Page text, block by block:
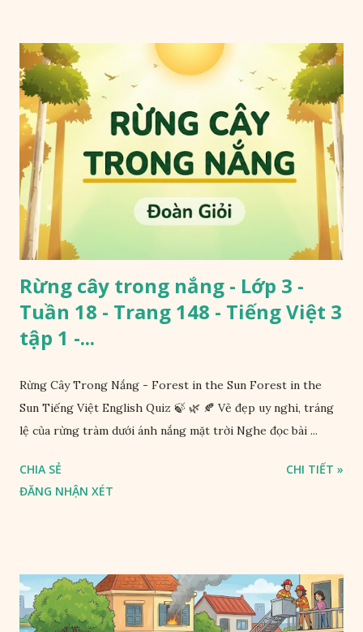
Rừng cây trong nắng - Lớp 3 -
Tuần 18 - Trang 148 - Tiếng Việt 3
tập 1 -...
Rừng Cây Trong Nắng - Forest in the Sun Forest in the
Sun Tiếng Việt English Quiz 🍃 🌿 🍂 Vẻ đẹp uy nghi, tráng
lệ của rừng tràm dưới ánh nắng mặt trời Nghe đọc bài ...
CHIA SẺ
ĐĂNG NHẬN XÉT
CHI TIẾT »